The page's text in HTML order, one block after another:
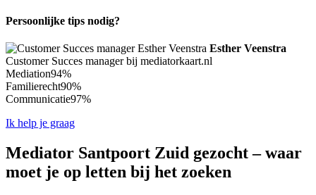
Persoonlijke tips nodig?
Esther Veenstra
Customer Succes manager bij mediatorkaart.nl
Mediation94%
Familierecht90%
Communicatie97%
Ik help je graag
Mediator Santpoort Zuid gezocht – waar
moet je op letten bij het zoeken